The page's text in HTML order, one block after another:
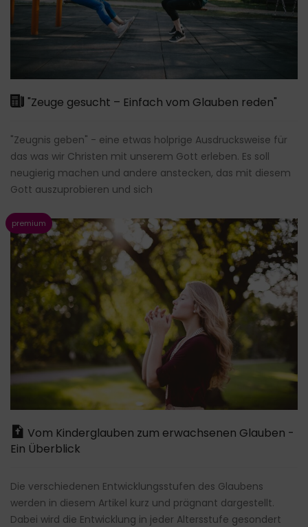
"Zeuge gesucht – Einfach vom Glauben reden"
"Zeugnis geben" - eine etwas holprige Ausdrucksweise für
das was wir Christen mit unserem Gott erleben. Es soll
neugierig machen und andere anstecken, das mit diesem
Gott auszuprobieren und sich
Vom Kinderglauben zum erwachsenen Glauben -
Ein Überblick
Die verschiedenen Entwicklungsstufen des Glaubens
werden in diesem Artikel kurz und prägnant dargestellt.
Dabei wird die Entwicklung in jeder Altersstufe gesondert